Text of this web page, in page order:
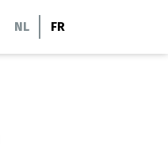
NL FR